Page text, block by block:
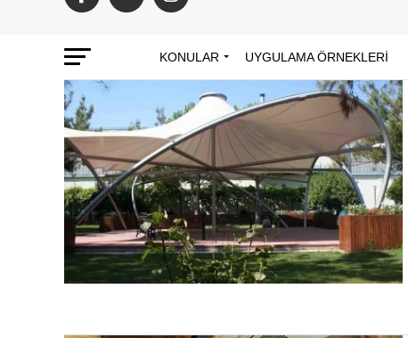
KONULAR UYGULAMA ÖRNEKLERI